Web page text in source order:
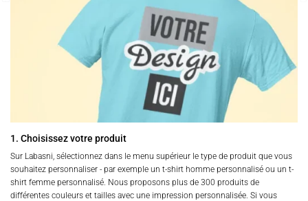
options
choisies
sur
options
choisies
page
du
1. Choisissez votre produit
Sur Labasni, sélectionnez dans le menu supérieur le type de produit que vous
souhaitez personnaliser - par exemple un t-shirt homme personnalisé ou un t-
shirt femme personnalisé. Nous proposons plus de 300 produits de
différentes couleurs et tailles avec une impression personnalisée. Si vous